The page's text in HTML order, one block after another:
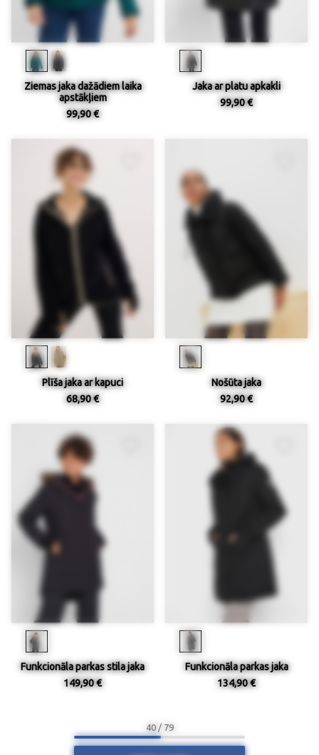
Ziemas jaka dažādiem laika
apstākļiem
99,90 €
Jaka ar platu apkakli
99,90 €
Plīša jaka ar kapuci
68,90 €
Nošūta jaka
92,90 €
Funkcionāla parkas stila jaka
149,90 €
Funkcionāla parkas jaka
134,90 €
40 / 79